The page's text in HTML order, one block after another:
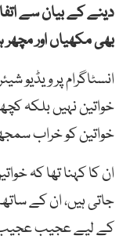
دینے کے بیان سے
بھی مکھیاں اور مچھر
انسٹاگرام پر ویڈیو
خواتین نہیں بلکہ
خواتین کو خراب
ان کا کہنا تھا کہ
جاتی ہیں، ان کے ساتھ
کے لیے عجیب عجیب